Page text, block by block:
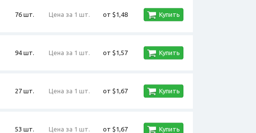
76 шт. Цена за 1 шт. от $1,48 Купить
94 шт. Цена за 1 шт. от $1,57 Купить
27 шт. Цена за 1 шт. от $1,67 Купить
53 шт. Цена за 1 шт. от $1,67 Купить